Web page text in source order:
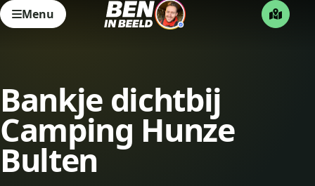
Menu
Bankje dichtbij
Camping Hunze
Bulten